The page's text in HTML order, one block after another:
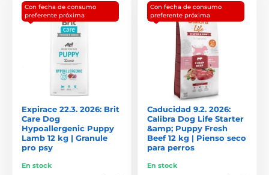
Con fecha de consumo
preferente próxima
Expirace 22.3. 2026: Brit
Care Dog
Hypoallergenic Puppy
Lamb 12 kg | Granule
pro psy
En stock
Con fecha de consumo
preferente próxima
Caducidad 9.2. 2026:
Calibra Dog Life Starter
&amp; Puppy Fresh
Beef 12 kg | Pienso seco
para perros
En stock